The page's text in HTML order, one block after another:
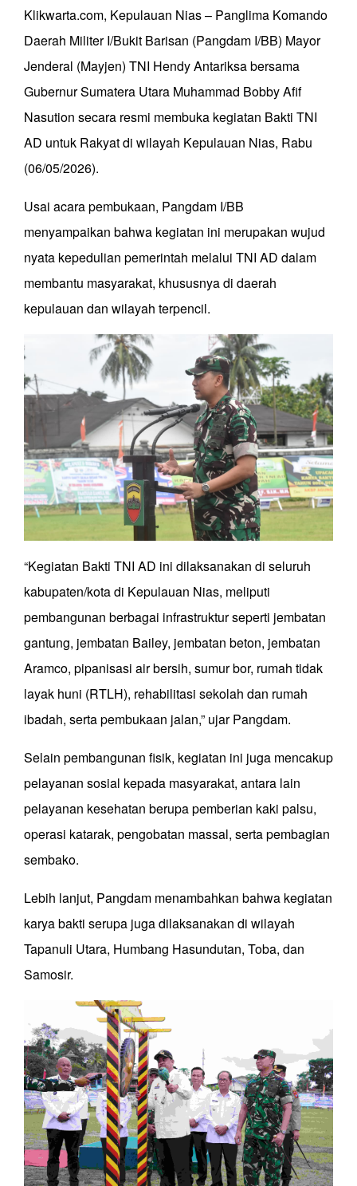
Klikwarta.com, Kepulauan Nias – Panglima Komando
Daerah Militer I/Bukit Barisan (Pangdam I/BB) Mayor
Jenderal (Mayjen) TNI Hendy Antariksa bersama
Gubernur Sumatera Utara Muhammad Bobby Afif
Nasution secara resmi membuka kegiatan Bakti TNI
AD untuk Rakyat di wilayah Kepulauan Nias, Rabu
(06/05/2026).
Usai acara pembukaan, Pangdam I/BB
menyampaikan bahwa kegiatan ini merupakan wujud
nyata kepedulian pemerintah melalui TNI AD dalam
membantu masyarakat, khususnya di daerah
kepulauan dan wilayah terpencil.
“Kegiatan Bakti TNI AD ini dilaksanakan di seluruh
kabupaten/kota di Kepulauan Nias, meliputi
pembangunan berbagai infrastruktur seperti jembatan
gantung, jembatan Bailey, jembatan beton, jembatan
Aramco, pipanisasi air bersih, sumur bor, rumah tidak
layak huni (RTLH), rehabilitasi sekolah dan rumah
ibadah, serta pembukaan jalan,” ujar Pangdam.
Selain pembangunan fisik, kegiatan ini juga mencakup
pelayanan sosial kepada masyarakat, antara lain
pelayanan kesehatan berupa pemberian kaki palsu,
operasi katarak, pengobatan massal, serta pembagian
sembako.
Lebih lanjut, Pangdam menambahkan bahwa kegiatan
karya bakti serupa juga dilaksanakan di wilayah
Tapanuli Utara, Humbang Hasundutan, Toba, dan
Samosir.